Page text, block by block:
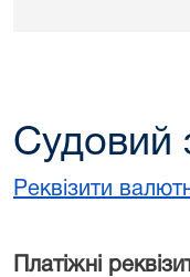
Судовий
Реквізити
Платiжнi